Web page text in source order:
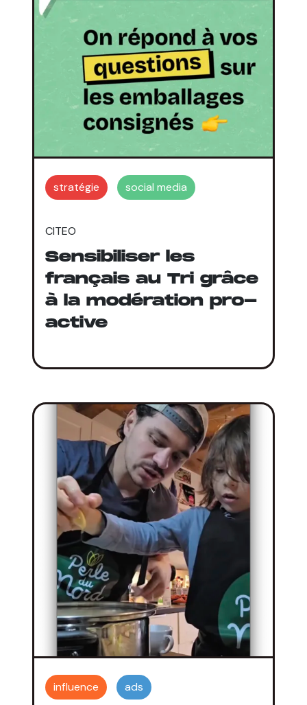
stratégie social media
CITEO
Sensibiliser les
français au Tri grâce
à la modération pro-
active
influence ads